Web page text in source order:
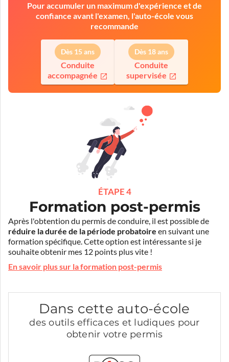
Pour accumuler un maximum d'expérience et de
confiance avant l'examen, l'auto-école vous
recommande
Dès 15 ans
Conduite
accompagnée
Dès 18 ans
Conduite
supervisée
ÉTAPE 4
Formation post-permis
Après l'obtention du permis de conduire, il est possible de
réduire la durée de la période probatoire en suivant une
formation spécifique. Cette option est intéressante si je
souhaite obtenir mes 12 points plus vite !
En savoir plus sur la formation post-permis
Dans cette auto-école
des outils efficaces et ludiques pour
obtenir votre permis